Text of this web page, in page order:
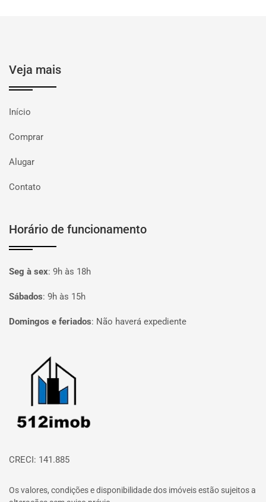
Veja mais
Início
Comprar
Alugar
Contato
Horário de funcionamento
Seg à sex: 9h às 18h
Sábados: 9h às 15h
Domingos e feriados: Não haverá expediente
Página inicial
CRECI: 141.885
Os valores, condições e disponibilidade dos imóveis estão sujeitos a